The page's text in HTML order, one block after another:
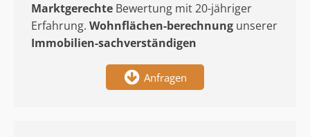
Marktgerechte Bewertung mit 20-jähriger
Erfahrung. Wohnflächen-berechnung unserer
Immobilien-sachverständigen
Anfragen